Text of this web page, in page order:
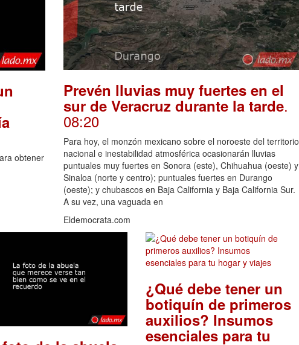
obtener
Prevén lluvias muy fuertes en el
sur de Veracruz durante la tarde.
08:20
Para hoy, el monzón mexicano sobre el noroeste del territorio
nacional e inestabilidad atmosférica ocasionarán lluvias
puntuales muy fuertes en Sonora (este), Chihuahua (oeste) y
Sinaloa (norte y centro); puntuales fuertes en Durango
(oeste); y chubascos en Baja California y Baja California Sur.
A su vez, una vaguada en
Eldemocrata.com
¿Qué debe tener un
botiquín de primeros
auxilios? Insumos
esenciales para tu